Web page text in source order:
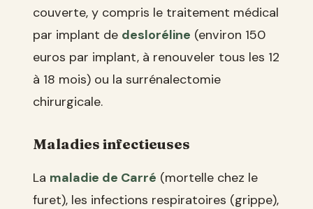
couverte, y compris le traitement médical
par implant de desloréline (environ 150
euros par implant, à renouveler tous les 12
à 18 mois) ou la surrénalectomie
chirurgicale.
Maladies infectieuses
La maladie de Carré (mortelle chez le
furet), les infections respiratoires (grippe),